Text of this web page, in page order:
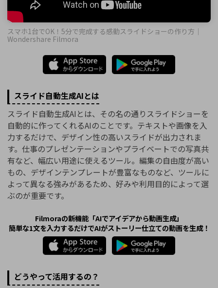
スマホ1台でOK！5分で完成する感動スライドショーの作り方｜
Wondershare Filmora
スライド自動生成AIとは
スライド自動生成AIとは、その名の通りスライドショーを
自動的に作ってくれるAIのことです。テキストや画像を入
力するだけで、デザイン性の高いスライドが出力されま
す。仕事のプレゼンテーションやプライベートでの写真共
有など、幅広い用途に使えるツール。編集の自由度が高い
もの、デザインテンプレートが豊富なものなど、ツールに
よって異なる強みがあるため、好みや利用目的によって選
ぶのが重要です。
Filmoraの新機能「AIでアイデアから動画生成」
簡単な1文を入力するだけでAIがストーリー仕立ての動画を生成！
どうやって活用するの？